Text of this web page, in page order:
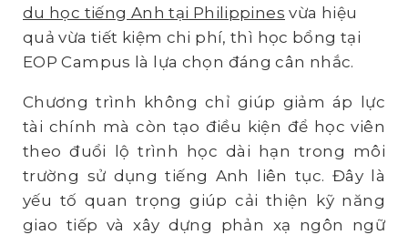
du học tiếng Anh tại Philippines vừa hiệu
quả vừa tiết kiệm chi phí, thì học bổng tại
EOP Campus là lựa chọn đáng cân nhắc.
Chương trình không chỉ giúp giảm áp lực
tài chính mà còn tạo điều kiện để học viên
theo đuổi lộ trình học dài hạn trong môi
trường sử dụng tiếng Anh liên tục. Đây là
yếu tố quan trọng giúp cải thiện kỹ năng
giao tiếp và xây dựng phản xạ ngôn ngữ